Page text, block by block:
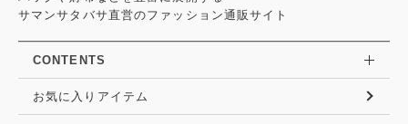
サマンサタバサ直営のファッション通販サイト
CONTENTS
お気に入りアイテム